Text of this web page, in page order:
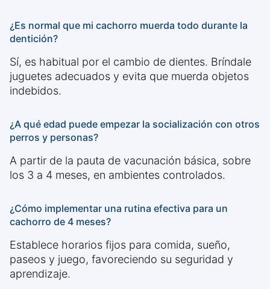
¿Es normal que mi cachorro muerda todo durante la
dentición?
Sí, es habitual por el cambio de dientes. Bríndale
juguetes adecuados y evita que muerda objetos
indebidos.
¿A qué edad puede empezar la socialización con otros
perros y personas?
A partir de la pauta de vacunación básica, sobre
los 3 a 4 meses, en ambientes controlados.
¿Cómo implementar una rutina efectiva para un
cachorro de 4 meses?
Establece horarios fijos para comida, sueño,
paseos y juego, favoreciendo su seguridad y
aprendizaje.